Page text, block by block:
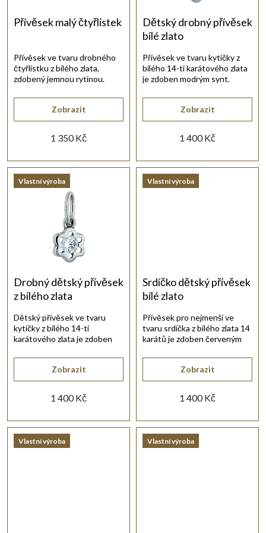
p
r
o
u
r
o
d
u
t
Přívěsek malý čtyřlístek
1 350 Kč
Zobrazit
Přívěsek ve tvaru drobného
čtyřlístku z bílého zlata,
zdobený jemnou rytinou.
Dětský drobný přívěsek
bílé zlato
1 400 Kč
Zobrazit
Přívěsek ve tvaru kytičky z
bílého 14-ti karátového zlata
je zdoben modrým synt.
Vlastní výroba
Drobný dětský přívěsek
z bílého zlata
1 400 Kč
Zobrazit
Dětský přívěsek ve tvaru
kytičky z bílého 14-ti
karátového zlata je zdoben
Vlastní výroba
Srdíčko dětský přívěsek
bílé zlato
1 400 Kč
Zobrazit
Přívěsek pro nejmenší ve
tvaru srdíčka z bílého zlata 14
karátů je zdoben červeným
Vlastní výroba Vlastní výroba